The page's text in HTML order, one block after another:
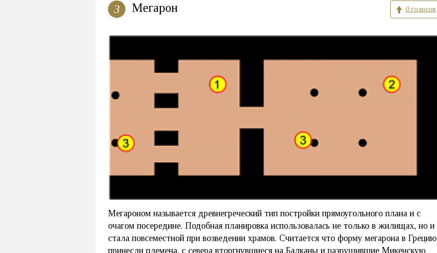
3 Мегарон 0 голосов
Мегароном называется древнегреческий тип постройки прямоугольного плана и с
очагом посередине. Подобная планировка использовалась не только в жилищах, но и
стала повсеместной при возведении храмов. Считается что форму мегарона в Грецию
принесли племена, с севера вторгнувшиеся на Балканы и разрушившие Микенскую